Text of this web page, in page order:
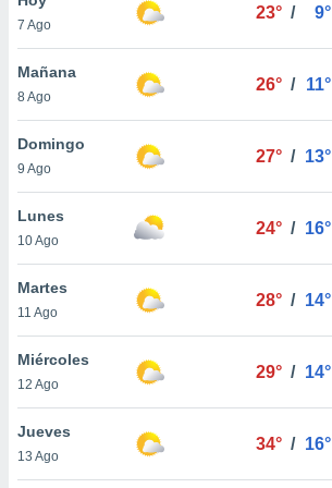
en
más
nuestra
de
cookies
aceptar
7 Ago
23° / 9°
Mañana
8 Ago
26° / 11°
Domingo
9 Ago
27° / 13°
Lunes
10 Ago
24° / 16°
Martes
11 Ago
28° / 14°
Miércoles
12 Ago
29° / 14°
Jueves
13 Ago
34° / 16°